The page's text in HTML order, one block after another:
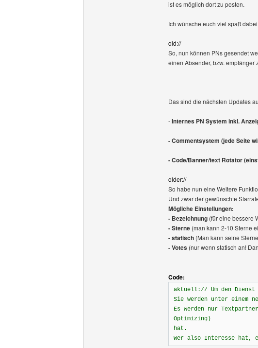
ist es möglich dort zu posten.
Ich wünsche euch viel spaß dabei.
old://
So, nun können PNs gesendet
einen Absender, bzw.
Das sind die nächsten Updates
-Internes PN System inkl.
- Commentsystem (jede Seite
- Code/Banner/text Rotator
older://
So habe nun eine Weitere
Und zwar der gewünschte
Mögliche Einstellungen:
- Bezeichnung (für eine bessere
- Sterne (man kann 2-10 Sterne
- statisch (Man kann seine
- Votes (nur wenn statisch an!
Code:
aktuell:// Um den Dienst
Sie werden unter einem
Es werden nur
Optimizing)
hat.
Wer also Interesse hat,